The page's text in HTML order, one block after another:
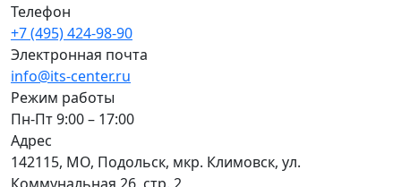
Телефон
+7 (495) 424-98-90
Электронная почта
info@its-center.ru
Режим работы
Пн-Пт 9:00 – 17:00
Адрес
142115, МО, Подольск, мкр. Климовск, ул.